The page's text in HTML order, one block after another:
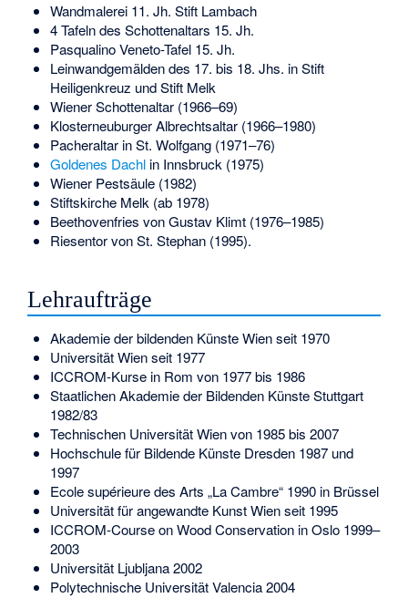
Wandmalerei 11. Jh. Stift Lambach
4 Tafeln des Schottenaltars 15. Jh.
Pasqualino Veneto-Tafel 15. Jh.
Leinwandgemälden des 17. bis 18. Jhs. in Stift
Heiligenkreuz und Stift Melk
Wiener Schottenaltar (1966–69)
Klosterneuburger Albrechtsaltar (1966–1980)
Pacheraltar in St. Wolfgang (1971–76)
Goldenes Dachlin Innsbruck (1975)
Wiener Pestsäule (1982)
Stiftskirche Melk (ab 1978)
Beethovenfries von Gustav Klimt (1976–1985)
Riesentor von St. Stephan (1995).
Lehraufträge
Akademie der bildenden Künste Wien seit 1970
Universität Wien seit 1977
ICCROM-Kurse in Rom von 1977 bis 1986
Staatlichen Akademie der Bildenden Künste Stuttgart
1982/83
Technischen Universität Wien von 1985 bis 2007
Hochschule für Bildende Künste Dresden 1987 und
1997
Ecole supérieure des Arts „La Cambre“ 1990 in Brüssel
Universität für angewandte Kunst Wien seit 1995
ICCROM-Course on Wood Conservation in Oslo 1999–
2003
Universität Ljubljana 2002
Polytechnische Universität Valencia 2004